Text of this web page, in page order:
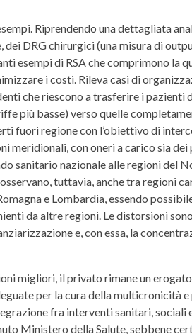
Riprendendo una dettagliata
dei DRG chirurgici (una misura di
esempi di RSA che comprimono la
i costi. Rileva casi di
che riescono a trasferire i pazienti
più basse) verso quelle
fuori regione con l’obiettivo di
meridionali, con oneri a carico sia
sanitario nazionale alle regioni del
tuttavia, anche tra regioni
e Lombardia, essendo
da altre regioni. Le distorsioni
e, con essa, la
migliori, il privato rimane un
per la cura della multicronicità
fra interventi sanitari,
Ministero della Salute, sebbene